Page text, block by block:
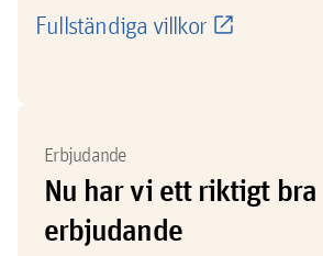
Fullständiga villkor
Erbjudande
Nu har vi ett riktigt bra
erbjudande